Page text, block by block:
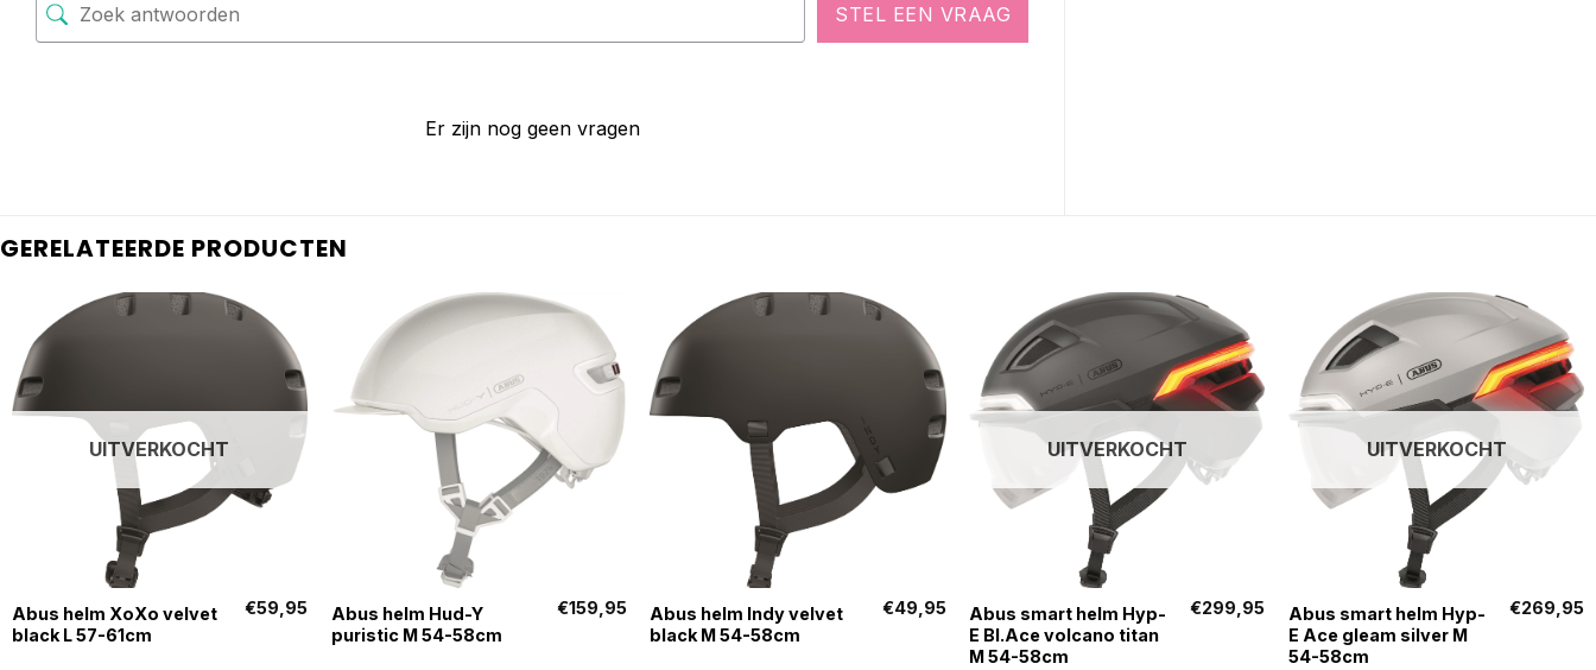
STEL EEN VRAAG
Er zijn nog geen vragen
GERELATEERDE PRODUCTEN
UITVERKOCHT
Abus helm XoXo velvet
black L 57-61cm
€59,95
Abus helm Hud-Y
puristic M 54-58cm
€159,95
Abus helm Indy velvet
black M 54-58cm
€49,95
UITVERKOCHT
Abus smart helm Hyp-
E Bl.Ace volcano titan
M 54-58cm
€299,95
UITVERKOCHT
Abus smart helm Hyp-
E Ace gleam silver M
54-58cm
€269,95